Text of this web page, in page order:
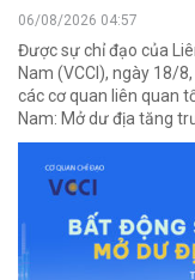
06/08/2026 04:57
Được sự chỉ đạo của
Nam (VCCI), ngày 18/
các cơ quan liên quan
Nam: Mở dư địa tăng